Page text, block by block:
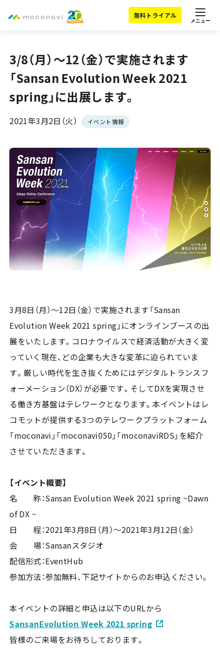
無料トライアル
メニュー
3/8（月）～12（金）で実施されます
「Sansan Evolution Week 2021
spring」に出展します。
2021年3月2日（火） イベント情報
3月8日（月）～12日（金）で実施されます「Sansan
Evolution Week 2021 spring」にオンラインブースの出
展をいたします。コロナウイルスで経済活動が大きく変
っていく現在、どの企業も大きな変革に迫られていま
す。厳しい時代を生き抜くためにはデジタルトランスフ
ォーメーション（DX）が必要です。そしてDXを実現させ
る働き方基盤はテレワークとなります。本イベントはレ
コモットが提供する3つのテレワークプラットフォーム
「moconavi」「moconavi050」「moconaviRDS」を紹介
させていただきます。
【イベント概要】
名 称：Sansan Evolution Week 2021 spring ~Dawn
of DX ~
日 程：2021年3月8日（月）〜2021年3月12日（金）
会 場：Sansanスタジオ
配信形式：EventHub
参加方法：参加無料、下記サイトからのお申込ください。
本イベントの詳細と申込は以下のURLから
SansanEvolution Week 2021 spring
皆様のご来場をお待ちしております。